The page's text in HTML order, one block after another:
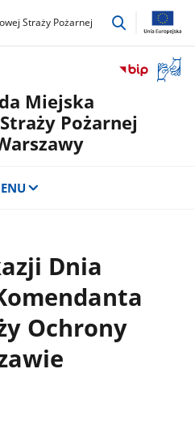
Straży Pożarnej
przejdź
okno
Miejska
Pożarnej
Dnia
Ochrony